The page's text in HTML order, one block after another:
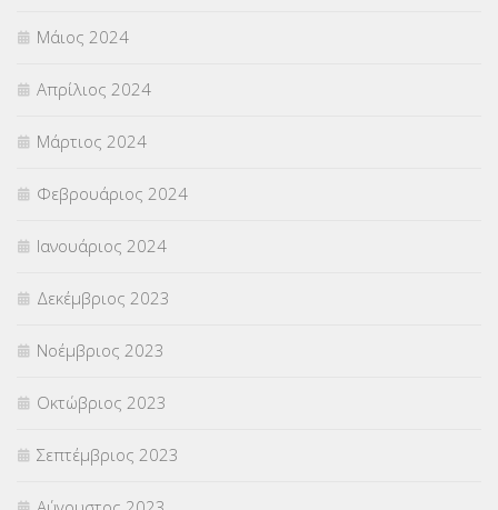
Μάιος 2024
Απρίλιος 2024
Μάρτιος 2024
Φεβρουάριος 2024
Ιανουάριος 2024
Δεκέμβριος 2023
Νοέμβριος 2023
Οκτώβριος 2023
Σεπτέμβριος 2023